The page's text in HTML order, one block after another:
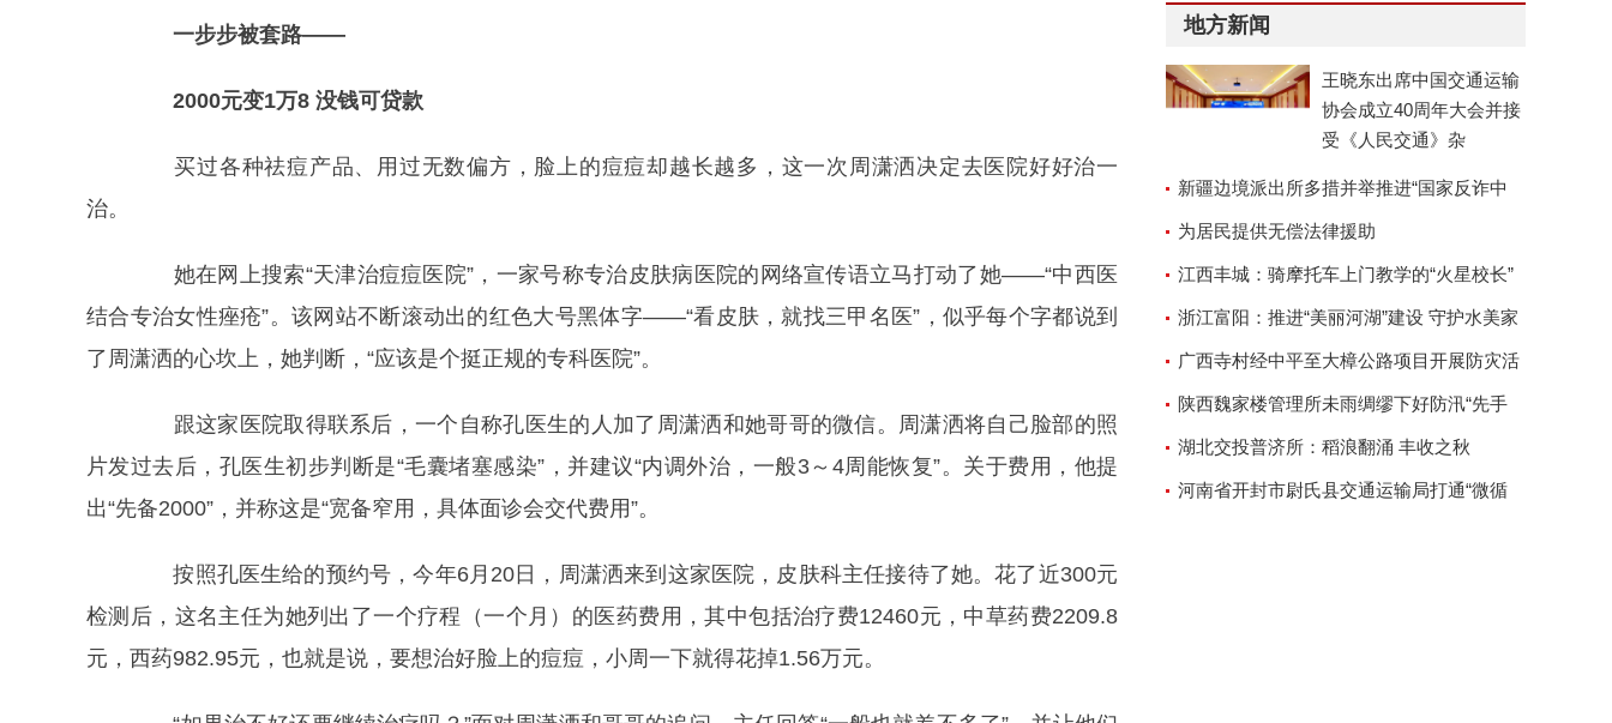
一步步被套路——
2000元变1万8 没钱可贷款
买过各种祛痘产品、用过无数偏方，脸上的痘痘却越长越多，这一次周潇洒决定去医院好好治一
治。
她在网上搜索“天津治痘痘医院”，一家号称专治皮肤病医院的网络宣传语立马打动了她——“中西医
结合专治女性痤疮”。该网站不断滚动出的红色大号黑体字——“看皮肤，就找三甲名医”，似乎每个字都说到
了周潇洒的心坎上，她判断，“应该是个挺正规的专科医院”。
跟这家医院取得联系后，一个自称孔医生的人加了周潇洒和她哥哥的微信。周潇洒将自己脸部的照
片发过去后，孔医生初步判断是“毛囊堵塞感染”，并建议“内调外治，一般3～4周能恢复”。关于费用，他提
出“先备2000”，并称这是“宽备窄用，具体面诊会交代费用”。
按照孔医生给的预约号，今年6月20日，周潇洒来到这家医院，皮肤科主任接待了她。花了近300元
检测后，这名主任为她列出了一个疗程（一个月）的医药费用，其中包括治疗费12460元，中草药费2209.8
元，西药982.95元，也就是说，要想治好脸上的痘痘，小周一下就得花掉1.56万元。
位称号
地方新闻
王晓东出席中国交通运输
协会成立40周年大会并接
受《人民交通》杂
新疆边境派出所多措并举推进“国家反诈中
心”APP安装工作
为居民提供无偿法律援助
江西丰城：骑摩托车上门教学的“火星校长”
浙江富阳：推进“美丽河湖”建设 守护水美家
园广西寺村经中平至大樟公路项目开展防灾活
动陕西魏家楼管理所未雨绸缪下好防汛“先手
棋”湖北交投普济所：稻浪翻涌 丰收之秋
河南省开封市尉氏县交通运输局打通“微循